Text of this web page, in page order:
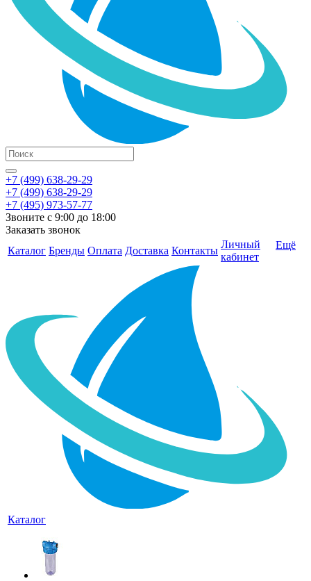
+7 (499) 638-29-29
+7 (499) 638-29-29
+7 (495) 973-57-77
Звоните с 9:00 до 18:00
Заказать звонок
Каталог Бренды Оплата Доставка Контакты
Личный
кабинет
Ещё
Каталог